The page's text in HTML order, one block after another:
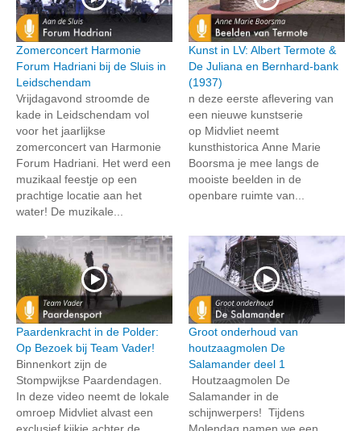
Zomerconcert Harmonie
Forum Hadriani bij de Sluis in
Leidschendam
Vrijdagavond stroomde de
kade in Leidschendam vol
voor het jaarlijkse
zomerconcert van Harmonie
Forum Hadriani. Het werd een
muzikaal feestje op een
prachtige locatie aan het
water! De muzikale...
Kunst in LV: Albert Termote &
De Juliana en Bernhard-bank
(1937)
n deze eerste aflevering van
een nieuwe kunstserie
op Midvliet neemt
kunsthistorica Anne Marie
Boorsma je mee langs de
mooiste beelden in de
openbare ruimte van...
Paardenkracht in de Polder:
Op Bezoek bij Team Vader!
Binnenkort zijn de
Stompwijkse Paardendagen.
In deze video neemt de lokale
omroep Midvliet alvast een
Groot onderhoud van
houtzaagmolen De
Salamander deel 1
Houtzaagmolen De
Salamander in de
schijnwerpers! Tijdens